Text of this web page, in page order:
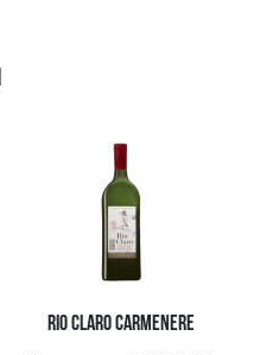
RIO CLARO CARMENERE